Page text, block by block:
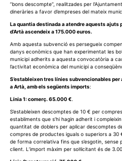
“bons descompte”, realitzades per
dineràries a favor d’empreses del mateix
La quantia destinada a atendre aquests ajuts
d’Artà ascendeix a 175.000 euros.
Amb aquesta subvenció es persegueix
danys econòmics que han experimentat les
municipi adherits a aquesta convocatòria a
l’activitat econòmica del municipi a
S’estableixen tres línies subvencionables
a Artà, amb els següents imports:
Línia 1: comerç. 65.000 €.
S’estableixen descomptes de 10 € per
establiments que s’hi hagin adherit i
quantitat de doblers per aplicar descomptes
compres de productes iguals o superiors a 30
de forma correlativa fins que s’esgotin,
client. L’import màxim per sol·licitant és de